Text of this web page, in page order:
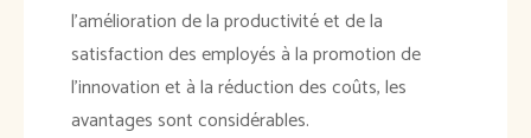
l'amélioration de la productivité et de la
satisfaction des employés à la promotion de
l'innovation et à la réduction des coûts, les
avantages sont considérables.